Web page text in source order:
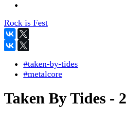
Rock is Fest
#taken-by-tides
#metalcore
Taken By Tides -